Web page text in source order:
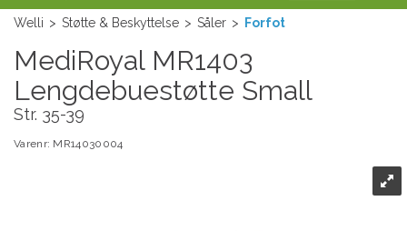
Welli>Støtte & Beskyttelse>Såler> Forfot
MediRoyal MR1403
Lengdebuestøtte Small
Str. 35-39
Varenr: MR14030004